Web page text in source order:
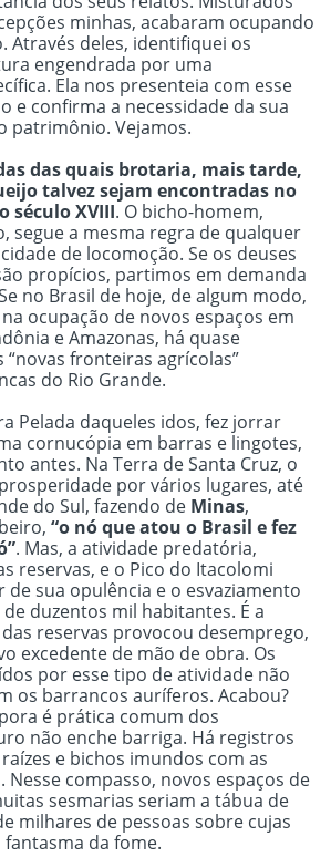
minhas, acabaram ocupando
Através deles, identifiquei os
engendrada por uma
Ela nos presenteia com esse
e confirma a necessidade da sua
patrimônio. Vejamos.
das quais brotaria, mais tarde,
talvez sejam encontradas no
século XVIII. O bicho-homem,
segue a mesma regra de qualquer
de locomoção. Se os deuses
propícios, partimos em demanda
no Brasil de hoje, de algum modo,
ocupação de novos espaços em
e Amazonas, há quase
“novas fronteiras agrícolas”
do Rio Grande.
Pelada daqueles idos, fez jorrar
cornucópia em barras e lingotes,
antes. Na Terra de Santa Cruz, o
por vários lugares, até
do Sul, fazendo de Minas,
“o nó que atou o Brasil e fez
. Mas, a atividade predatória,
reservas, e o Pico do Itacolomi
sua opulência e o esvaziamento
duzentos mil habitantes. É a
reservas provocou desemprego,
excedente de mão de obra. Os
por esse tipo de atividade não
os barrancos auríferos. Acabou?
é prática comum dos
não enche barriga. Há registros
e bichos imundos com as
Nesse compasso, novos espaços de
sesmarias seriam a tábua de
milhares de pessoas sobre cujas
fantasma da fome.